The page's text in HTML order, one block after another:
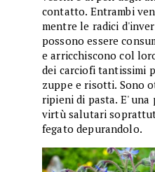
contatto. Entrambi
mentre le radici
possono essere
e arricchiscono col
dei carciofi tantissimi
zuppe e risotti. Sono
ripieni di pasta. E'
virtù salutari
fegato depurandolo.